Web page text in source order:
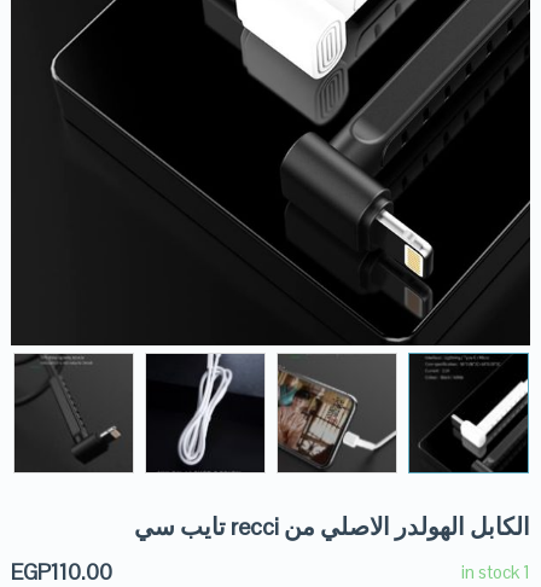
الكابل الهولدر الاصلي من recci تايب سي
EGP110.00 1 in stock